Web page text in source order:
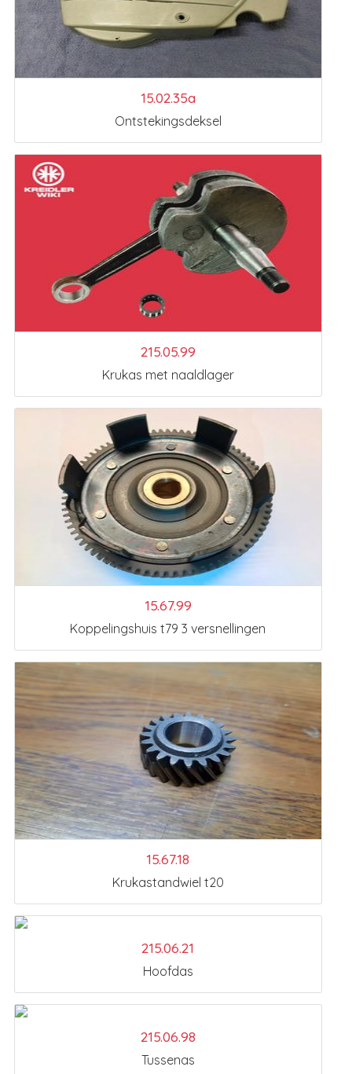
15.02.35a
Ontstekingsdeksel
215.05.99
Krukas met naaldlager
15.67.99
Koppelingshuis t79 3 versnellingen
15.67.18
Krukastandwiel t20
215.06.21
Hoofdas
215.06.98
Tussenas